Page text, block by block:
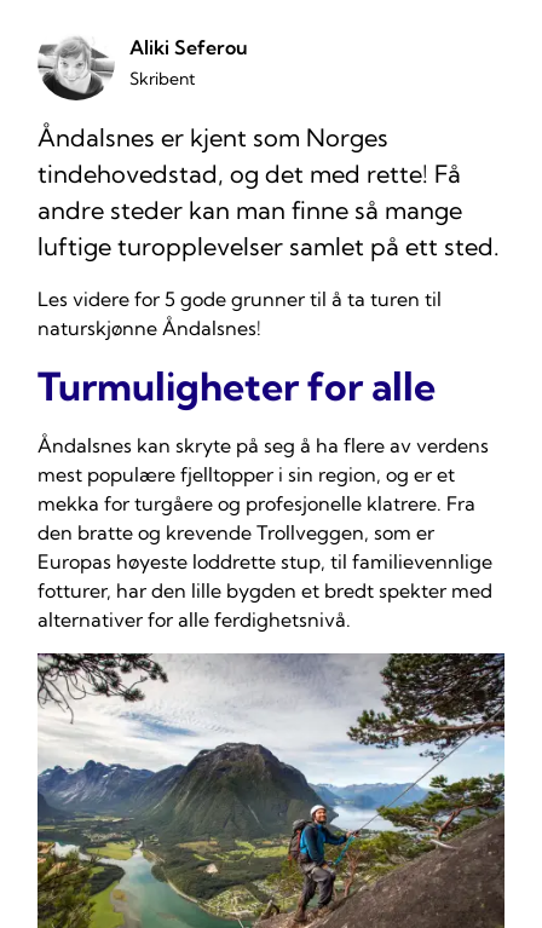
Aliki Seferou
Skribent
Åndalsnes er kjent som Norges
tindehovedstad, og det med rette! Få
andre steder kan man finne så mange
luftige turopplevelser samlet på ett sted.
Les videre for 5 gode grunner til å ta turen til
naturskjønne Åndalsnes!
Turmuligheter for alle
Åndalsnes kan skryte på seg å ha flere av verdens
mest populære fjelltopper i sin region, og er et
mekka for turgåere og profesjonelle klatrere. Fra
den bratte og krevende Trollveggen, som er
Europas høyeste loddrette stup, til familievennlige
fotturer, har den lille bygden et bredt spekter med
alternativer for alle ferdighetsnivå.